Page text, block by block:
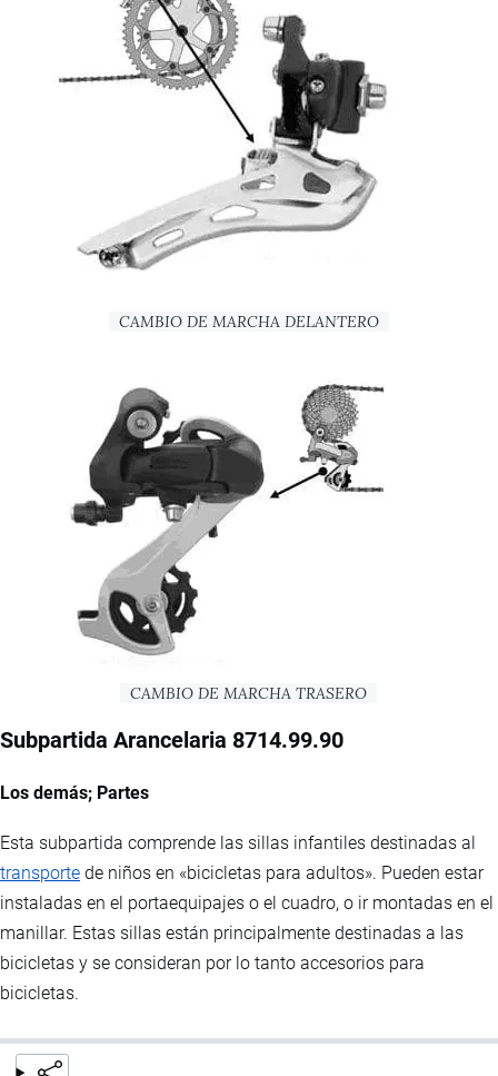
CAMBIO DE MARCHA DELANTERO
CAMBIO DE MARCHA TRASERO
Subpartida Arancelaria 8714.99.90
Los demás; Partes
Esta subpartida comprende las sillas infantiles destinadas al
transporte de niños en «bicicletas para adultos». Pueden estar
instaladas en el portaequipajes o el cuadro, o ir montadas en el
manillar. Estas sillas están principalmente destinadas a las
bicicletas y se consideran por lo tanto accesorios para
bicicletas.